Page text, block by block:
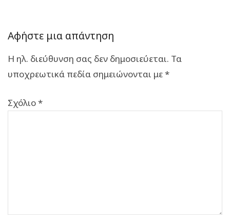
Αφήστε μια απάντηση
Η ηλ. διεύθυνση σας δεν δημοσιεύεται. Τα
υποχρεωτικά πεδία σημειώνονται με*
Σχόλιο*